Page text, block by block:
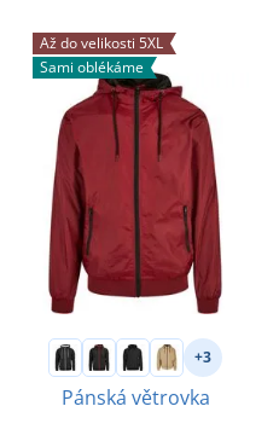
Až do velikosti 5XL
Sami oblékáme
+3
Pánská větrovka